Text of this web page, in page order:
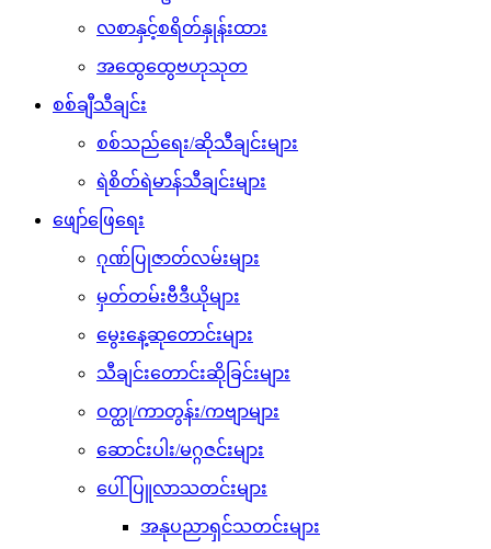
လစာနှင့်စရိတ်နှုန်းထား
အထွေထွေဗဟုသုတ
စစ်ချီသီချင်း
စစ်သည်ရေး/ဆိုသီချင်းများ
ရဲစိတ်ရဲမာန်သီချင်းများ
ဖျော်ဖြေရေး
ဂုဏ်ပြုဇာတ်လမ်းများ
မှတ်တမ်းဗီဒီယိုများ
မွေးနေ့ဆုတောင်းများ
သီချင်းတောင်းဆိုခြင်းများ
ဝတ္ထု/ကာတွန်း/ကဗျာများ
ဆောင်းပါး/မဂ္ဂဇင်းများ
ပေါ်ပြူလာသတင်းများ
အနုပညာရှင်သတင်းများ